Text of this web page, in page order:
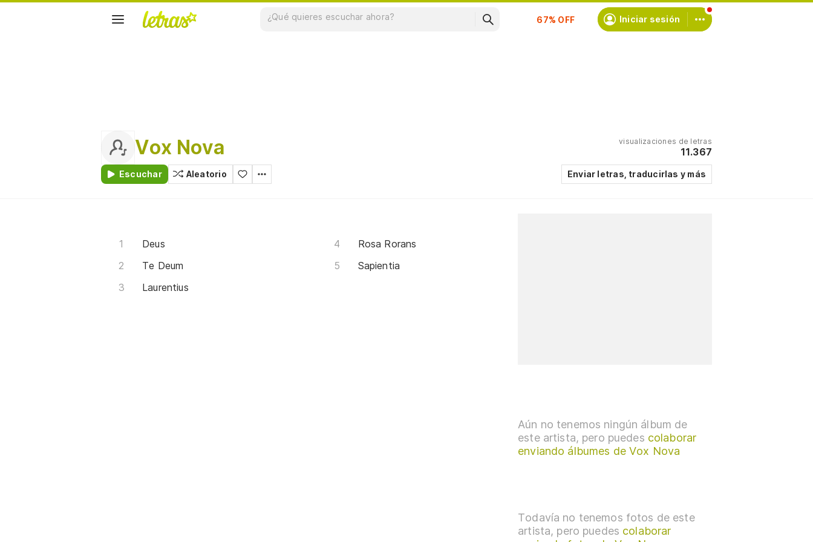
Suscríbete Iniciar sesión
Vox Nova
Escuchar Aleatorio
visualizaciones de letras
11.367
Enviar letras, traducirlas y más
Deus
Te Deum
Laurentius
Rosa Rorans
Sapientia
Aún no tenemos ningún álbum de
este artista, pero puedes colaborar
enviando álbumes de Vox Nova
Todavía no tenemos fotos de este
artista, pero puedes colaborar